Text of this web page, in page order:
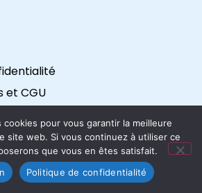
et CGU
cookies pour vous garantir la meilleure
site web. Si vous continuez à utiliser ce
que vous en êtes satisfait.
Politique de confidentialité